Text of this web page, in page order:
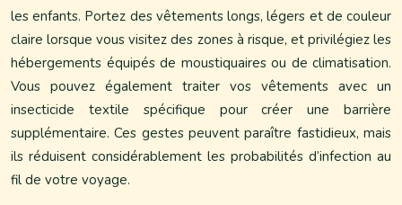
les enfants. Portez des vêtements longs, légers et de couleur
claire lorsque vous visitez des zones à risque, et privilégiez les
hébergements équipés de moustiquaires ou de climatisation.
Vous pouvez également traiter vos vêtements avec un
insecticide textile spécifique pour créer une barrière
supplémentaire. Ces gestes peuvent paraître fastidieux, mais
ils réduisent considérablement les probabilités d’infection au
fil de votre voyage.